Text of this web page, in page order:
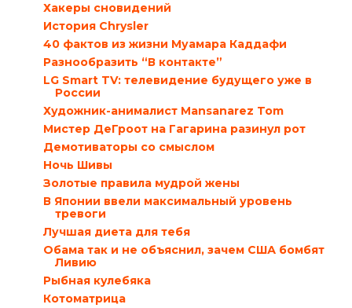
Хакеры сновидений
История Chrysler
40 фактов из жизни Муамара Каддафи
Разнообразить “В контакте”
LG Smart TV: телевидение будущего уже в
России
Художник-анималист Mansanarez Tom
Мистер ДеГроот на Гагарина разинул рот
Демотиваторы со смыслом
Ночь Шивы
Золотые правила мудрой жены
В Японии ввели максимальный уровень
тревоги
Лучшая диета для тебя
Обама так и не объяснил, зачем США бомбят
Ливию
Рыбная кулебяка
Котоматрица